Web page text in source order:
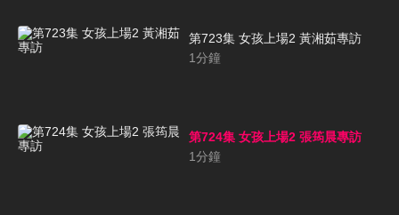
第723集 女孩上場2 黃湘茹專訪
1分鐘
第724集 女孩上場2 張筠晨專訪
1分鐘